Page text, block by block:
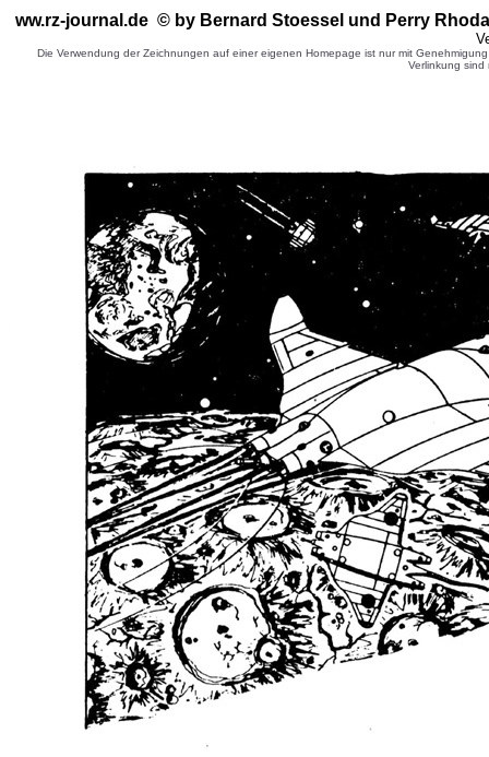
ww.rz-journal.de © by Bernard Stoessel und Perry
Die Verwendung der Zeichnungen auf einer eigenen Homepage ist nur mit
Verlinkung sind